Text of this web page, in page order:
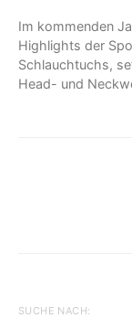
Im kommenden
Highlights der
Schlauchtuchs,
Head- und
SUCHE NACH: